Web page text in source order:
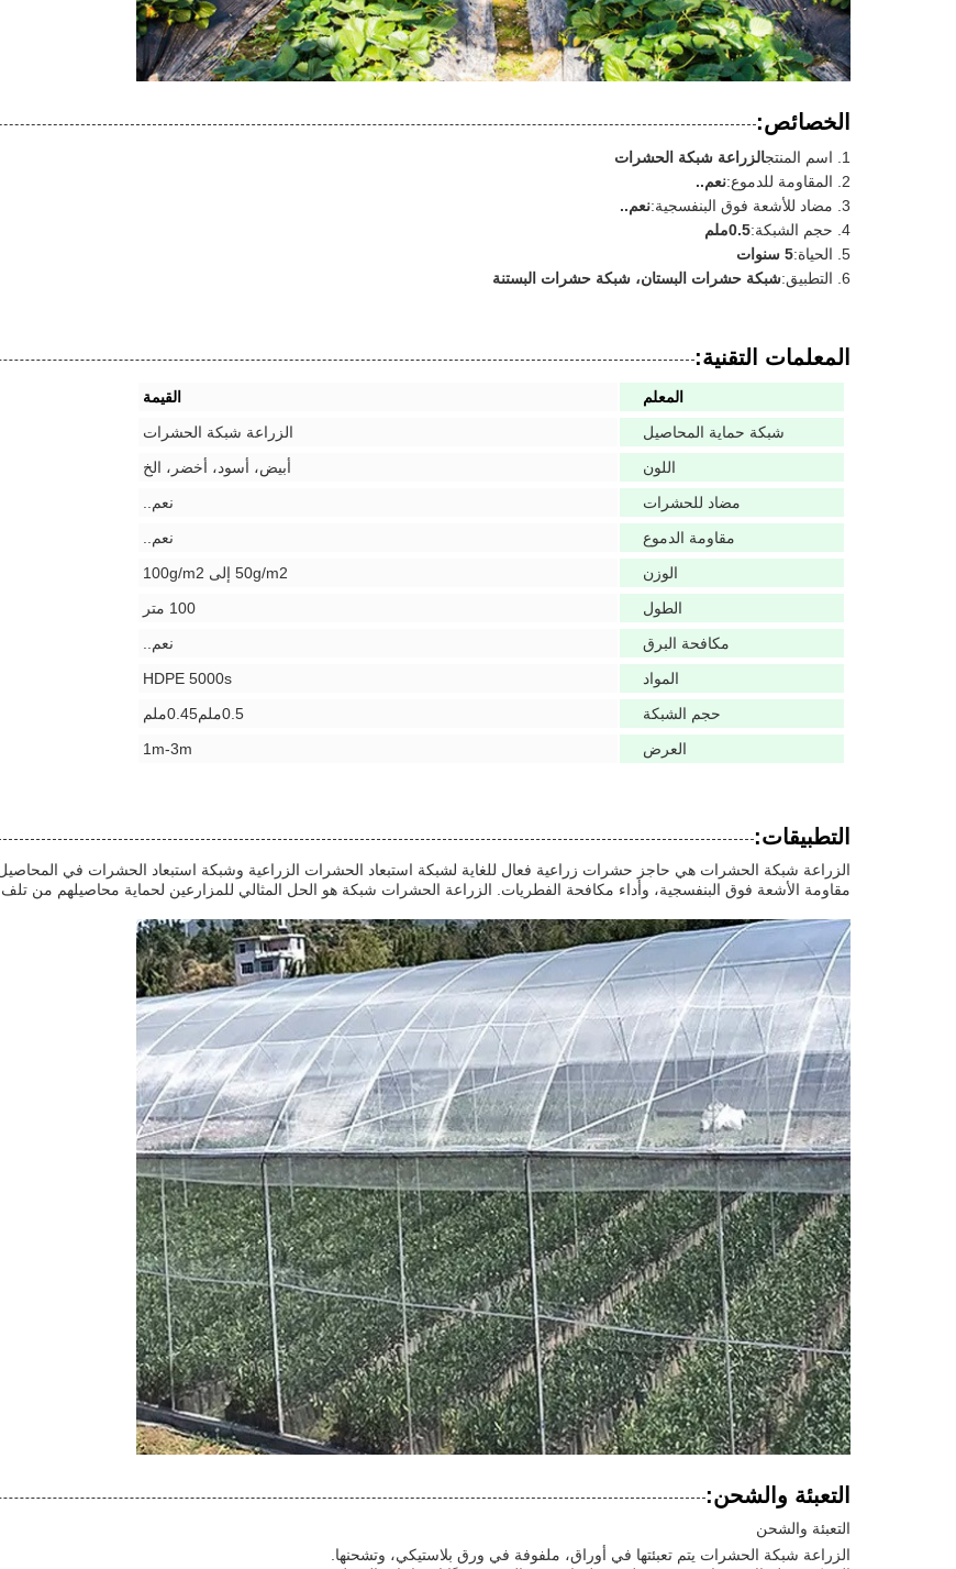
الخصائص:
اسم المنتجالزراعة شبكة الحشرات
المقاومة للدموع:نعم..
مضاد للأشعة فوق البنفسجية:نعم..
حجم الشبكة:0.5ملم
الحياة:5 سنوات
التطبيق:شبكة حشرات البستان، شبكة حشرات البستنة
المعلمات التقنية:
المعلم
القيمة
شبكة حماية المحاصيل
الزراعة شبكة الحشرات
اللون
أبيض، أسود، أخضر، الخ
مضاد للحشرات
نعم..
مقاومة الدموع
نعم..
الوزن
50g/m2 إلى 100g/m2
الطول
100 متر
مكافحة البرق
نعم..
المواد
HDPE 5000s
حجم الشبكة
0.5ملم0.45ملم
العرض
1m-3m
التطبيقات:
مقاومة الأشعة فوق البنفسجية، وأداء مكافحة الفطريات. الزراعة الحشرات شبكة هو الحل المثالي للمزارعين لحماية محاصيلهم من
التعبئة والشحن:
التعبئة والشحن
الزراعة شبكة الحشرات يتم تعبئتها في أوراق، ملفوفة في ورق بلاستيكي، وتشحنها.